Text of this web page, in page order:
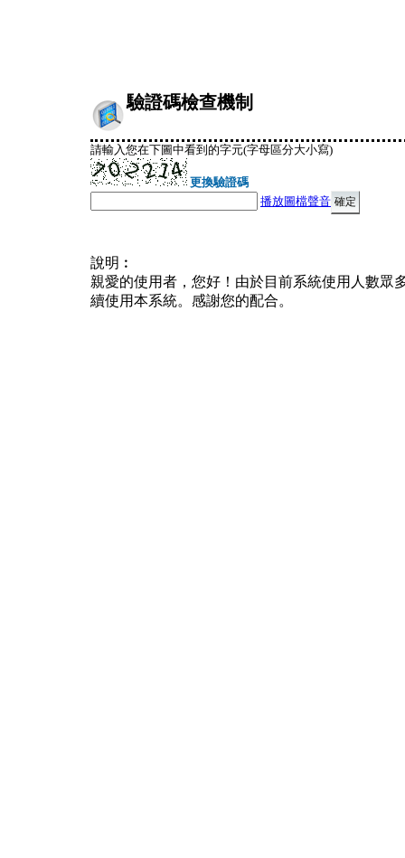
驗證碼檢查機制
請輸入您在下圖中看到的字元(字母區分大小寫)
更換驗證碼
播放圖檔聲音
說明︰
親愛的使用者，您好！由於目前系統使用人數眾
續使用本系統。感謝您的配合。